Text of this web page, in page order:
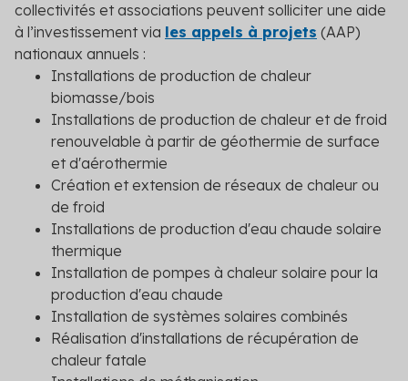
collectivités et associations peuvent solliciter une aide
à l’investissement via les appels à projets (AAP)
nationaux annuels :
Installations de production de chaleur
biomasse/bois
Installations de production de chaleur et de froid
renouvelable à partir de géothermie de surface
et d'aérothermie
Création et extension de réseaux de chaleur ou
de froid
Installations de production d'eau chaude solaire
thermique
Installation de pompes à chaleur solaire pour la
production d'eau chaude
Installation de systèmes solaires combinés
Réalisation d'installations de récupération de
chaleur fatale